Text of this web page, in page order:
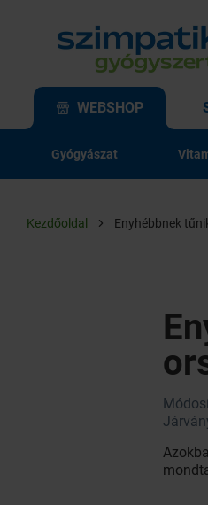
WEBSHOP
Gyógyászat
Kezdőoldal Enyhébbnek